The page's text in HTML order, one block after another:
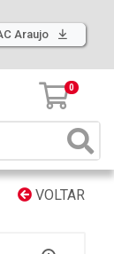
Araujo
0
VOLTAR